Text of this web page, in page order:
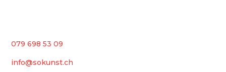
079 698 53 09
info@sokunst.ch